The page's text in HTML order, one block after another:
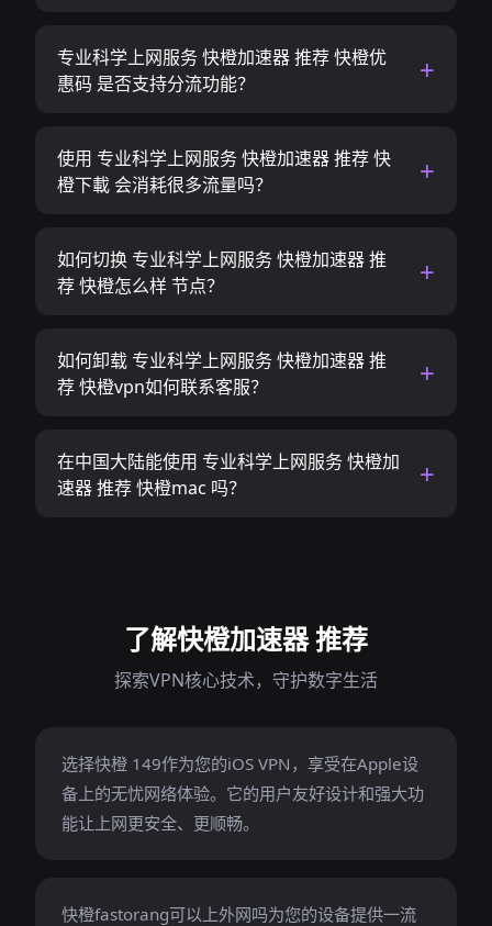
专业科学上网服务 快橙加速器 推荐 快橙优
惠码 是否支持分流功能？
使用 专业科学上网服务 快橙加速器 推荐 快
橙下載 会消耗很多流量吗？
如何切换 专业科学上网服务 快橙加速器 推
荐 快橙怎么样 节点？
如何卸载 专业科学上网服务 快橙加速器 推
荐 快橙vpn如何联系客服？
在中国大陆能使用 专业科学上网服务 快橙加
速器 推荐 快橙mac 吗？
了解快橙加速器 推荐
探索VPN核心技术，守护数字生活
选择快橙 149作为您的iOS VPN，享受在Apple设
备上的无忧网络体验。它的用户友好设计和强大功
能让上网更安全、更顺畅。
快橙fastorang可以上外网吗为您的设备提供一流